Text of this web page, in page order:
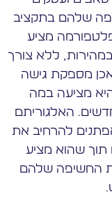
שלהם בתקציב
מציע
ללא צורך
מספקת גישה
מציעה במה
האלגוריתם
להרחיב את
שהוא מציע
החשיפה שלהם